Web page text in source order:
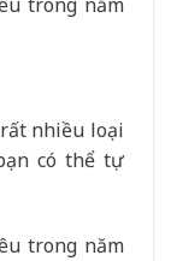
nhiều loại
có thể tự